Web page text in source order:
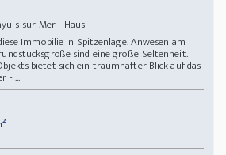
sur-Mer - Haus
Immobilie in Spitzenlage. Anwesen am
sind eine große Seltenheit.
bietet sich ein traumhafter Blick auf das
- ...